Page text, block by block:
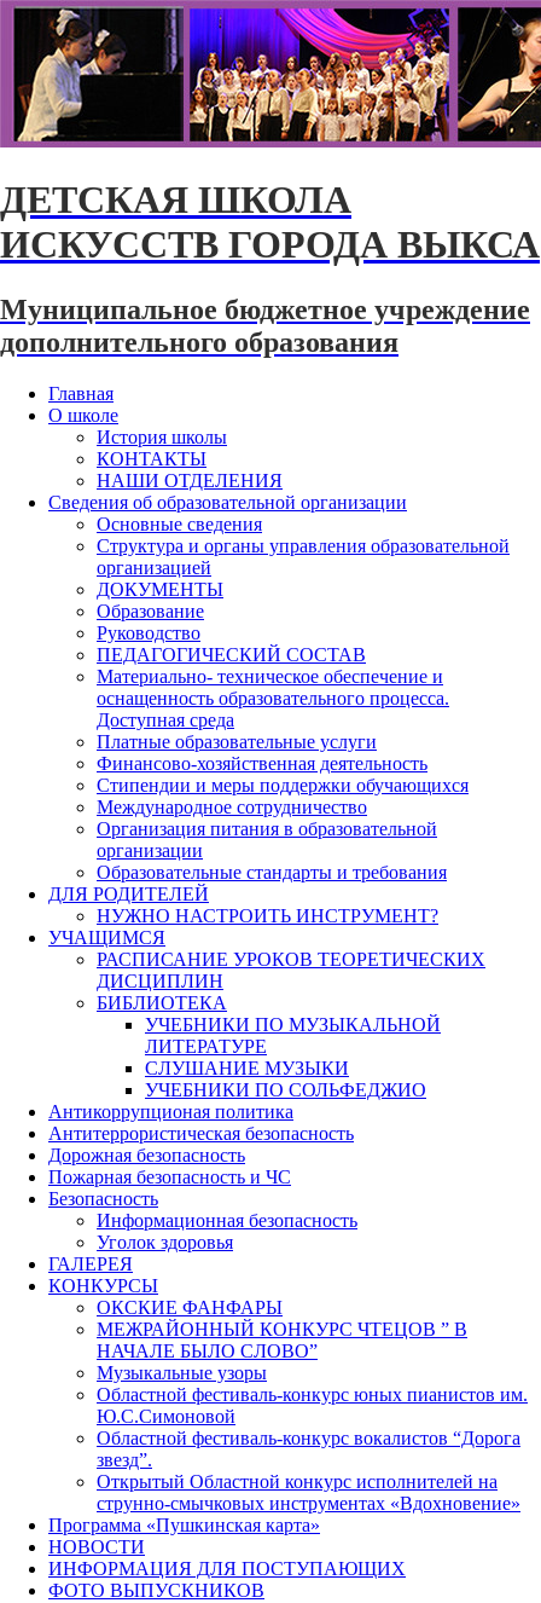
ДЕТСКАЯ ШКОЛА
ИСКУССТВ ГОРОДА ВЫКСА
Муниципальное бюджетное учреждение
дополнительного образования
Главная
О школе
История школы
КОНТАКТЫ
НАШИ ОТДЕЛЕНИЯ
Сведения об образовательной организации
Основные сведения
Структура и органы управления образовательной
организацией
ДОКУМЕНТЫ
Образование
Руководство
ПЕДАГОГИЧЕСКИЙ СОСТАВ
Материально- техническое обеспечение и
оснащенность образовательного процесса.
Доступная среда
Платные образовательные услуги
Финансово-хозяйственная деятельность
Стипендии и меры поддержки обучающихся
Международное сотрудничество
Организация питания в образовательной
организации
Образовательные стандарты и требования
ДЛЯ РОДИТЕЛЕЙ
НУЖНО НАСТРОИТЬ ИНСТРУМЕНТ?
УЧАЩИМСЯ
РАСПИСАНИЕ УРОКОВ ТЕОРЕТИЧЕСКИХ
ДИСЦИПЛИН
БИБЛИОТЕКА
УЧЕБНИКИ ПО МУЗЫКАЛЬНОЙ
ЛИТЕРАТУРЕ
СЛУШАНИЕ МУЗЫКИ
УЧЕБНИКИ ПО СОЛЬФЕДЖИО
Антикоррупционая политика
Антитеррористическая безопасность
Дорожная безопасность
Пожарная безопасность и ЧС
Безопасность
Информационная безопасность
Уголок здоровья
ГАЛЕРЕЯ
КОНКУРСЫ
ОКСКИЕ ФАНФАРЫ
МЕЖРАЙОННЫЙ КОНКУРС ЧТЕЦОВ ” В
НАЧАЛЕ БЫЛО СЛОВО”
Музыкальные узоры
Областной фестиваль-конкурс юных пианистов им.
Ю.С.Симоновой
Областной фестиваль-конкурс вокалистов “Дорога
звезд”.
Открытый Областной конкурс исполнителей на
струнно-смычковых инструментах «Вдохновение»
Программа «Пушкинская карта»
НОВОСТИ
ИНФОРМАЦИЯ ДЛЯ ПОСТУПАЮЩИХ
ФОТО ВЫПУСКНИКОВ